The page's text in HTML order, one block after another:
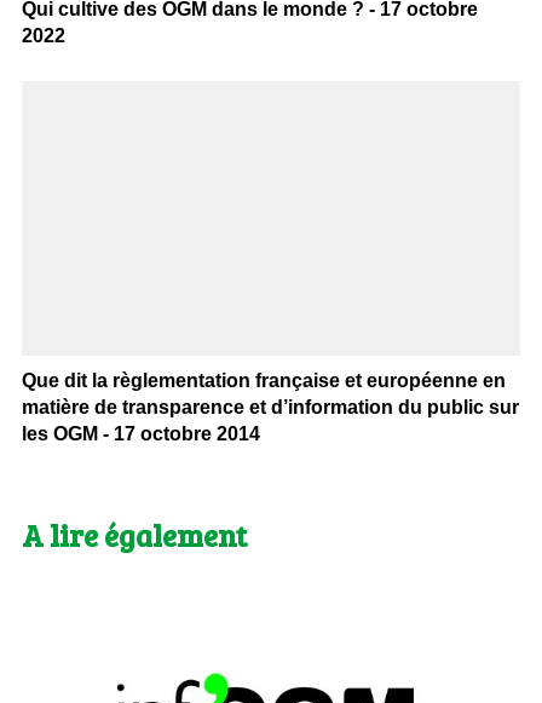
Qui cultive des OGM dans le monde ? - 17 octobre
2022
Que dit la règlementation française et européenne en
matière de transparence et d’information du public sur
les OGM - 17 octobre 2014
A lire également